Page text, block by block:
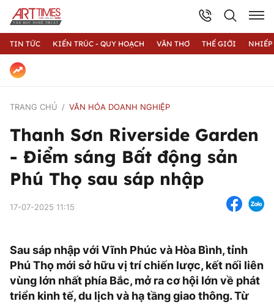
TIN TỨC KIẾN TRÚC - QUY HOẠCH VĂN THƠ THẾ GIỚI
TRANG CHỦ VĂN HÓA DOANH NGHIỆP
Thanh Sơn Riverside Garden
- Điểm sáng Bất động sản
Phú Thọ sau sáp nhập
17-07-2025 11:15
Sau sáp nhập với Vĩnh Phúc và Hòa Bình, tỉnh
Phú Thọ mới sở hữu vị trí chiến lược, kết nối liên
vùng lớn nhất phía Bắc, mở ra cơ hội lớn về phát
triển kinh tế, du lịch và hạ tầng giao thông. Từ